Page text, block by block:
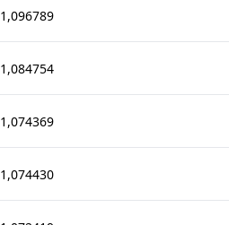
1,096789
1,084754
1,074369
1,074430